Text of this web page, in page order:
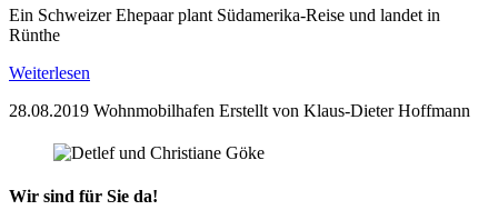
Ein Schweizer Ehepaar plant Südamerika-Reise und landet in
Rünthe
Weiterlesen
28.08.2019 Wohnmobilhafen Erstellt von Klaus-Dieter Hoffmann
Wir sind für Sie da!